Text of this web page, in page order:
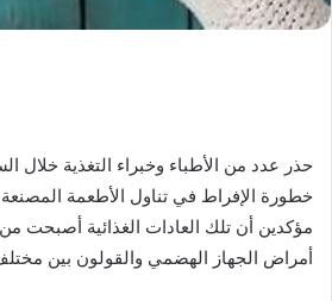
حذر عدد من الأطباء وخبراء التغذية خلال
خطورة الإفراط في تناول الأطعمة المصنعة
مؤكدين أن تلك العادات الغذائية أصبحت من
أمراض الجهاز الهضمي والقولون بين